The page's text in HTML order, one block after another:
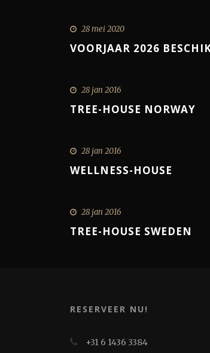
28 mei 2020
VOORJAAR 2026
28 jan 2016
TREE-HOUSE NORWAY
28 jan 2016
WELLNESS-HOUSE
28 jan 2016
TREE-HOUSE SWEDEN
RESERVEER NU!
+31 6 1436 3384